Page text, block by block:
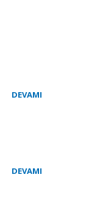
DEVAMI
DEVAMI